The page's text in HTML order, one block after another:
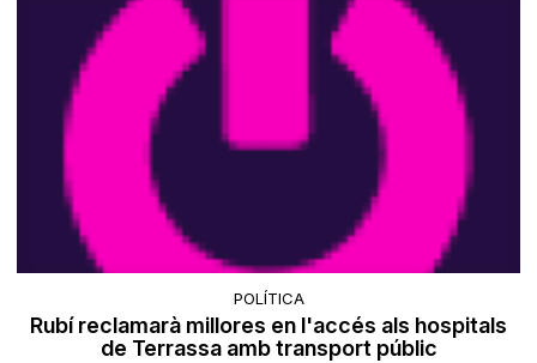
POLÍTICA
Rubí reclamarà millores en l'accés als hospitals
de Terrassa amb transport públic